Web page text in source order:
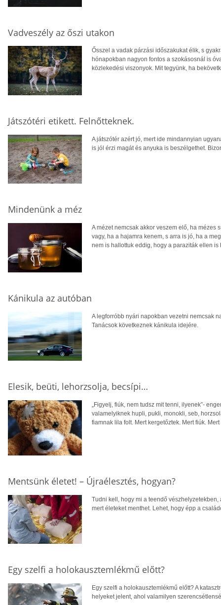
Vadveszély az őszi utakon
Ősszel a vadak párzási időszakukat élik, s
hónapokban nagyon fontos a szokásosnál is
közlekedési viszonyok. Mit tegyünk, ha
Játszótéri etikett. Felnőtteknek.
A játszótér azért jó, mert ide mindannyian
is jól érzi magát és anyuka is beszélgethet.
Mindenünk a méz
A mézet nemcsak akkor veszem elő, ha mézes
vagy, ha a hajamra kenem, s arra is jó, ha a
nem is hallottuk eddig, hogy a paraziták ellen
Kánikula az autóban
A legforróbb nyári napokban vezetni nemcsak
Tanácsok következnek kánikula idejére.
Elesik, beüti, lehorzsolja, becsípi…
„Figyelj, fiúk, nem tudsz mit tenni, ilyenek”-
valamelyiknek hupli, pukli, monokli, seb,
fiamnak lila folt. Mert kergetőztek. Mert fiúk.
Mentsünk életet! – Újraélesztés, hogyan?
Tudni kell, hogy mi a teendő
mert életeket menthet. Lehet, hogy épp a
Egy szelfi a holokausztemlékmű előtt?
Egy szelfi a holokausztemlékmű előtt? A
helyeket jelent, ahol valamilyen